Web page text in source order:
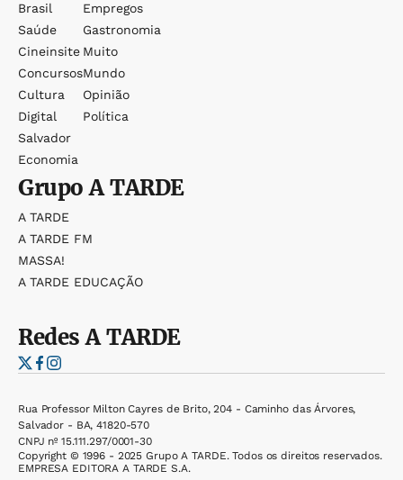
Brasil
Saúde
Cineinsite
Concursos
Cultura
Digital
Salvador
Economia
Empregos
Gastronomia
Muito
Mundo
Opinião
Política
GrupoA TARDE
A TARDE
A TARDE FM
MASSA!
A TARDE EDUCAÇÃO
RedesA TARDE
Rua Professor Milton Cayres de Brito, 204 - Caminho das Árvores,
Salvador - BA, 41820-570
CNPJ nº 15.111.297/0001-30
Copyright © 1996 - 2025 Grupo A TARDE. Todos os direitos reservados.
EMPRESA EDITORA A TARDE S.A.